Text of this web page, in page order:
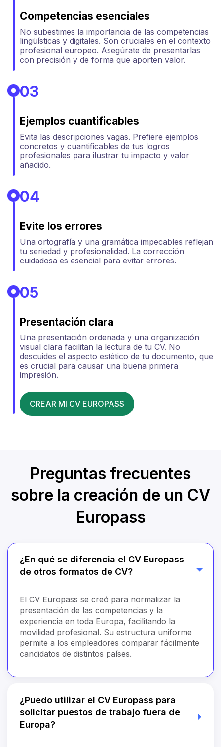
Competencias esenciales
No subestimes la importancia de las competencias
lingüísticas y digitales. Son cruciales en el contexto
profesional europeo. Asegúrate de presentarlas
con precisión y de forma que aporten valor.
03
Ejemplos cuantificables
Evita las descripciones vagas. Prefiere ejemplos
concretos y cuantificables de tus logros
profesionales para ilustrar tu impacto y valor
añadido.
04
Evite los errores
Una ortografía y una gramática impecables reflejan
tu seriedad y profesionalidad. La corrección
cuidadosa es esencial para evitar errores.
05
Presentación clara
Una presentación ordenada y una organización
visual clara facilitan la lectura de tu CV. No
descuides el aspecto estético de tu documento, que
es crucial para causar una buena primera
impresión.
CREAR MI CV EUROPASS
Preguntas frecuentes
sobre la creación de un CV
Europass
¿En qué se diferencia el CV Europass
de otros formatos de CV?
El CV Europass se creó para normalizar la
presentación de las competencias y la
experiencia en toda Europa, facilitando la
movilidad profesional. Su estructura uniforme
permite a los empleadores comparar fácilmente
candidatos de distintos países.
¿Puedo utilizar el CV Europass para
solicitar puestos de trabajo fuera de
Europa?